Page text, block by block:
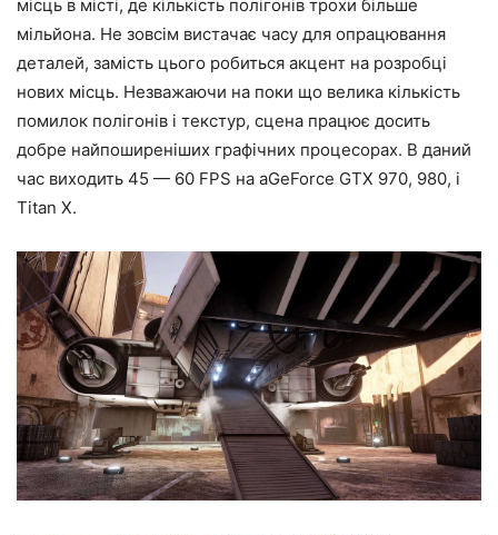
місць в місті, де кількість полігонів трохи більше
мільйона. Не зовсім вистачає часу для опрацювання
деталей, замість цього робиться акцент на розробці
нових місць. Незважаючи на поки що велика кількість
помилок полігонів і текстур, сцена працює досить
добре найпоширеніших графічних процесорах. В даний
час виходить 45 — 60 FPS на aGeForce GTX 970, 980, і
Titan X.